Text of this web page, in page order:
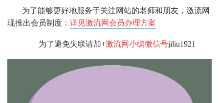
为了能够更好地服务于关注网站的老师和朋友，激流网
现推出会员制度： 详见激流网会员办理方案
为了避免失联请加+激流网小编微信号jiliu1921